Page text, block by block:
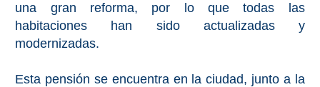
una gran reforma, por lo que todas las
habitaciones han sido actualizadas y
modernizadas.
Esta pensión se encuentra en la ciudad, junto a la